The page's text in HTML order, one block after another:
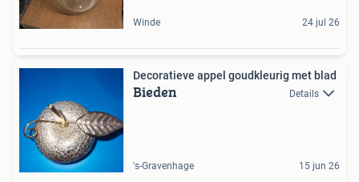
Winde 24 jul 26
Decoratieve appel goudkleurig met blad
Bieden Details
's-Gravenhage 15 jun 26